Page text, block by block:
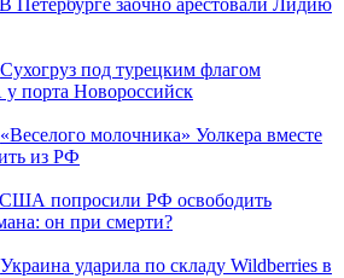
В Петербурге заочно арестовали Лидию
Сухогруз под турецким флагом
порта Новороссийск
«Веселого молочника» Уолкера вместе
из РФ
США попросили РФ освободить
он при смерти?
Украина ударила по складу Wildberries в